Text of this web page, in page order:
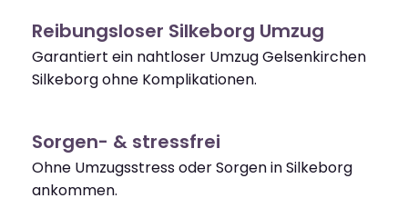
Reibungsloser Silkeborg Umzug
Garantiert ein nahtloser Umzug Gelsenkirchen
Silkeborg ohne Komplikationen.
Sorgen- & stressfrei
Ohne Umzugsstress oder Sorgen in Silkeborg
ankommen.